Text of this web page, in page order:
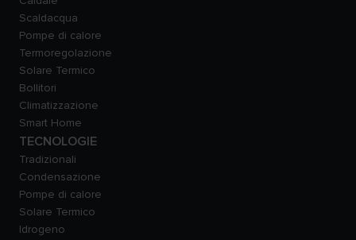
Scaldacqua
Pompe di calore
Termoregolazione
Solare Termico
Bollitori
Climatizzazione
Smart Home
TECNOLOGIE
Tradizionali
Condensazione
Pompe di calore
Solare Termico
Idrogeno